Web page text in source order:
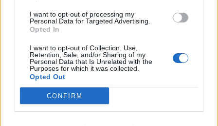
I want to opt-out of processing my
Personal Data for Targeted Advertising.
Opted In
I want to opt-out of Collection, Use,
Retention, Sale, and/or Sharing of my
Personal Data that Is Unrelated with the
Purposes for which it was collected.
Opted Out
CONFIRM